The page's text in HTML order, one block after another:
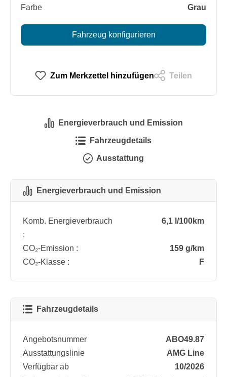
Farbe
Grau
Fahrzeug konfigurieren
Zum Merkzettel hinzufügen Teilen
Energieverbrauch und Emission
Fahrzeugdetails
Ausstattung
Energieverbrauch und Emission
Komb. Energieverbrauch
:
6,1 l/100km
CO₂-Emission :
159 g/km
CO₂-Klasse :
F
Fahrzeugdetails
Angebotsnummer
ABO49.87
Ausstattungslinie
AMG Line
Verfügbar ab
10/2026